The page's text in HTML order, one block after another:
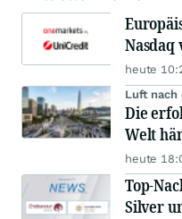
heute
Luft nach
Die
Welt
heute
Top-
Silver